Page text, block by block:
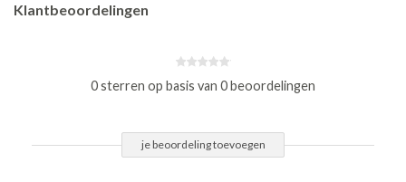
Klantbeoordelingen
0 sterren op basis van 0 beoordelingen
je beoordeling toevoegen